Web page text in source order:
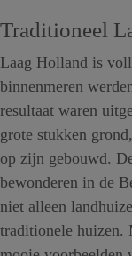
Traditioneel
Laag Holland is
binnenmeren
resultaat waren
grote stukken
op zijn gebouwd.
bewonderen in de
niet alleen
traditionele huizen.